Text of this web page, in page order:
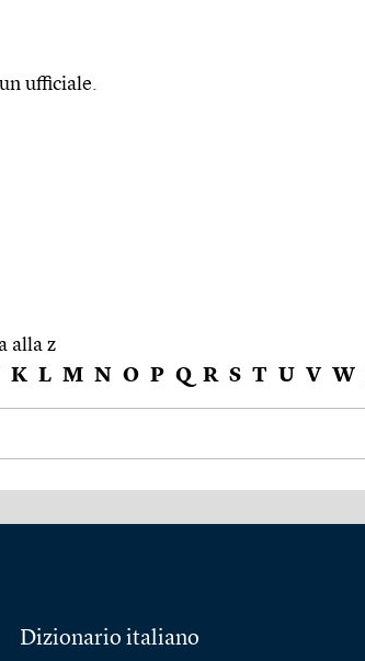
un ufficiale.
alla z
K L M N O P Q R S T U V W
Dizionario italiano